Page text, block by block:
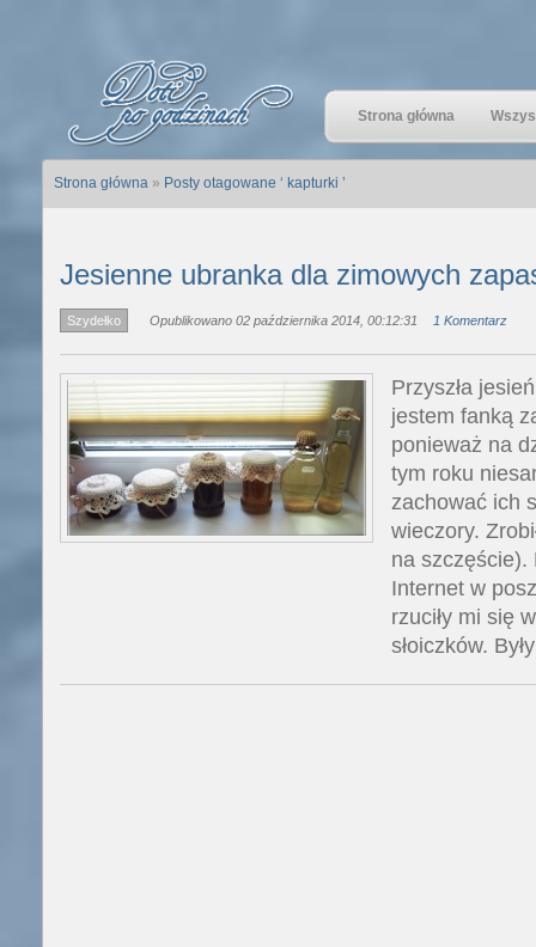
Strona główna
Strona główna» Posty otagowane ‘ kapturki ’
Jesienne ubranka dla zimowych
Szydełko Opublikowano 02 października 2014, 00:12:31 1 Komentarz
Przyszła
jestem fanką
ponieważ na
tym roku
zachować ich
wieczory.
na szczęście).
Internet w
rzuciły mi się
słoiczków.